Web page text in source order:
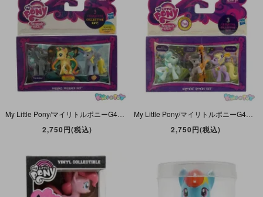
My Little Pony/マイリトルポニーG4・Friendship is Magic・Soaring Pegasus Set/ソアリングペガサスセット・ミニフィギュア3体セット・2015年
2,750円(税込) 2,750円(税込)